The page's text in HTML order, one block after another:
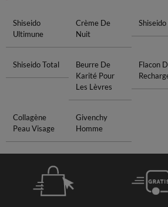
Shiseido
Ultimune
Crème De
Nuit
Shiseido
Shiseido Total
Beurre De
Karité Pour
Les Lèvres
Flacon
Collagène
Peau Visage
Givenchy
Homme